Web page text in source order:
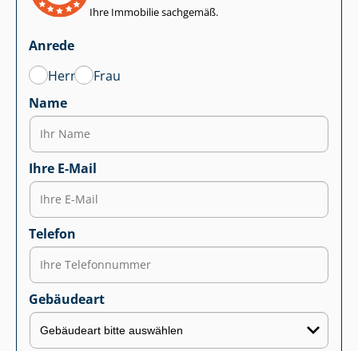
Ihre Immobilie sachgemäß.
Anrede
Herr
Frau
Name
Ihre E-Mail
Telefon
Gebäudeart